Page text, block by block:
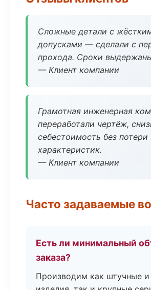
Сложные детали с
допусками — сделали с
прохода. Сроки
— Клиент компании
Грамотная инженерная
переработали чертёж,
себестоимость без потери
характеристик.
— Клиент компании
Часто задаваемые
Есть ли минимальный
заказа?
Производим как штучные